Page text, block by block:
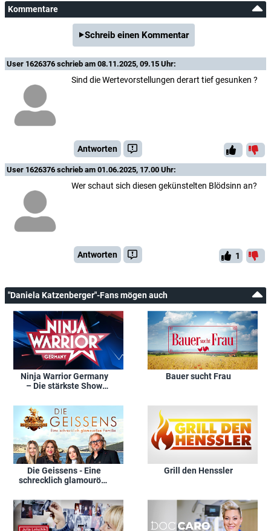
Kommentare
Schreib einen Kommentar
User 1626376 schrieb am 08.11.2025, 09.15 Uhr:
Sind die Wertevorstellungen derart tief gesunken ?
Antworten
User 1626376 schrieb am 01.06.2025, 17.00 Uhr:
Wer schaut sich diesen gekünstelten Blödsinn an?
Antworten 1
"Daniela Katzenberger"-Fans mögen auch
Ninja Warrior Germany
– Die stärkste Show
Bauer sucht Frau
Die Geissens - Eine
schrecklich glamouröse
Grill den Henssler